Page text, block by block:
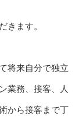
きます。
将来自分で独立
業務、接客、人
から接客まで丁